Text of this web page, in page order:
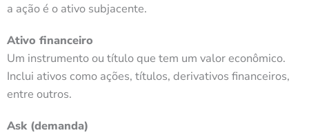
a ação é o ativo subjacente.
Ativo financeiro
Um instrumento ou título que tem um valor econômico.
Inclui ativos como ações, títulos, derivativos financeiros,
entre outros.
Ask (demanda)